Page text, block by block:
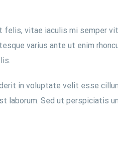
vitae iaculis mi semper
varius ante ut enim
in voluptate velit esse
laborum. Sed ut perspiciatis